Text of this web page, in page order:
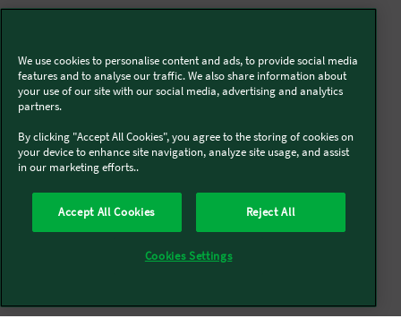
Vorwerk Italia s.a.s. di Vorwerk Management s.r.l.
C.F. e P.Iva 00793630153
Chi siamo
Informativa Privacy & Cookies
Licenza dati ai sensi del Regolamento UE-2023/2854
Condizioni Generali di Vendita
Segnalazioni (whistleblowing)
Dichiarazione di Accessibilità
We use cookies to personalise content and ads, to provide social media
features and to analyse our traffic. We also share information about
your use of our site with our social media, advertising and analytics
partners.
By clicking "Accept All Cookies", you agree to the storing of cookies on
your device to enhance site navigation, analyze site usage, and assist
in our marketing efforts..
Accept All Cookies Reject All
Cookies Settings